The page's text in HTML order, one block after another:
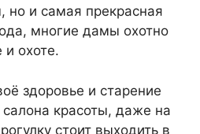
но и самая прекрасная
многие дамы охотно
охоте.
здоровье и старение
красоты, даже на
стоит выходить в